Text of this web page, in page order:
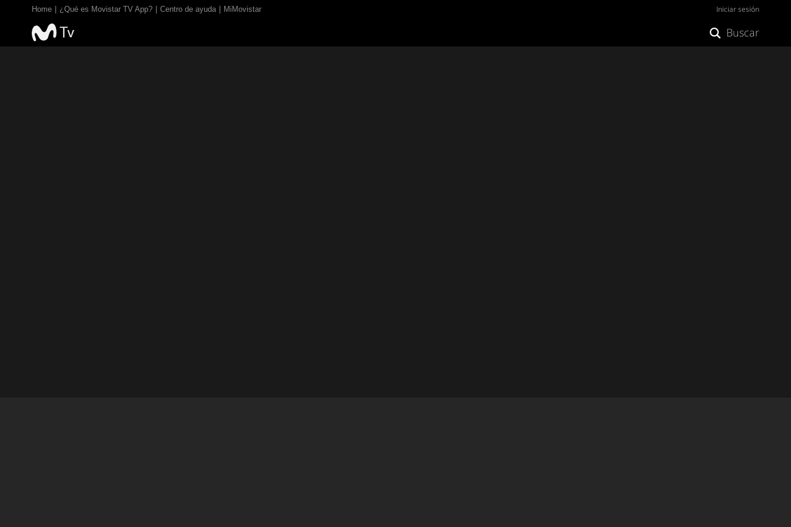
Home ¿Qué es Movistar TV App? Centro de ayuda MiMovistar Iniciar sesión
Buscar